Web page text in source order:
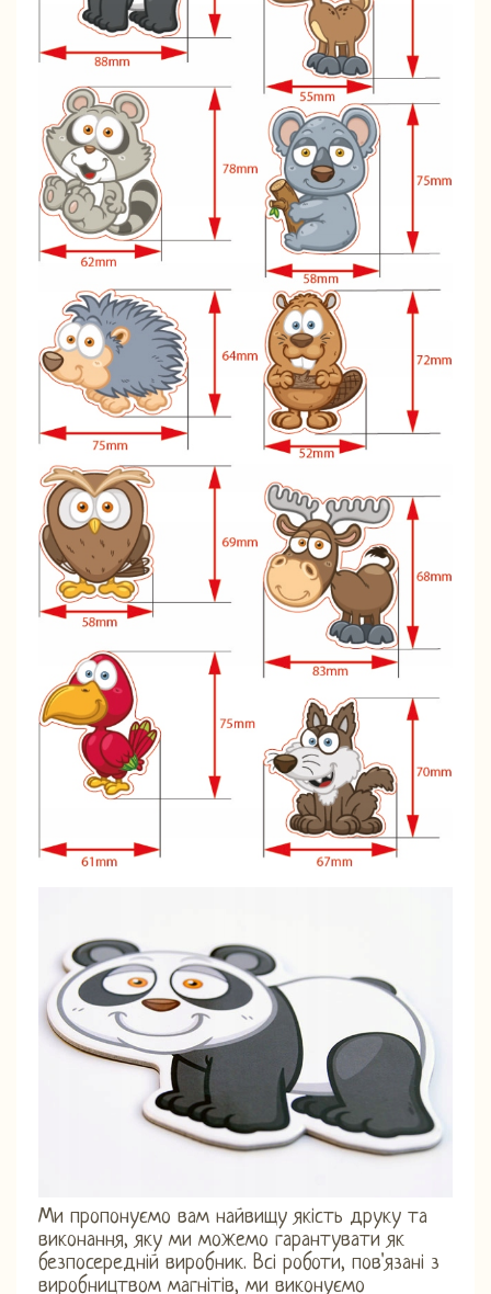
Ми пропонуємо вам найвищу якість друку та
виконання, яку ми можемо гарантувати як
безпосередній виробник. Всі роботи, пов'язані з
виробництвом магнітів, ми виконуємо